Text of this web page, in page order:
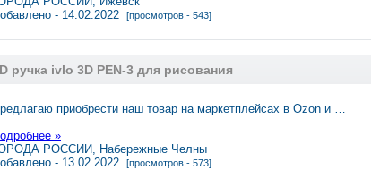
- 14.02.2022
[просмотров - 543]
ручка ivlo 3D PEN-3 для рисования
приобрести нaш товaр на маркетплейсах в Ozon и …
»
РОССИИ, Набережные Челны
- 13.02.2022
[просмотров - 573]